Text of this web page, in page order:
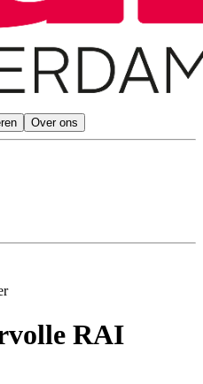
Over ons
RAI